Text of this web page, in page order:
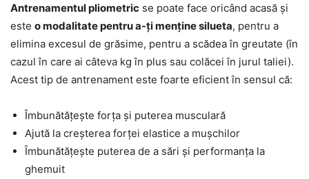
Antrenamentul pliometric se poate face oricând acasă și
este o modalitate pentru a-ți menține silueta, pentru a
elimina excesul de grăsime, pentru a scădea în greutate (în
cazul în care ai câteva kg în plus sau colăcei în jurul taliei).
Acest tip de antrenament este foarte eficient în sensul că:
Îmbunătățește forța și puterea musculară
Ajută la creșterea forței elastice a mușchilor
Îmbunătățește puterea de a sări și performanța la
ghemuit